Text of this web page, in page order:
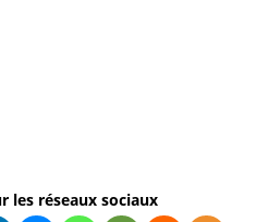
les réseaux sociaux